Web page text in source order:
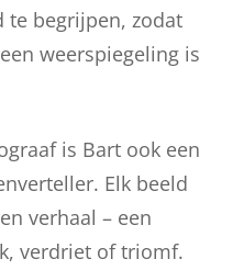
te begrijpen, zodat
weerspiegeling is
is Bart ook een
Elk beeld
verhaal – een
verdriet of triomf.